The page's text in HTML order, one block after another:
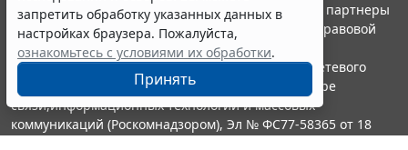
запретить обработку указанных данных в
настройках браузера. Пожалуйста,
ознакомьтесь с условиями их обработки.
Принять
выпускается с 1990 года. Компания "Гарант" и ее партнеры
являются участниками Российской ассоциации правовой
информации ГАРАНТ.
Портал ГАРАНТ.РУ зарегистрирован в качестве сетевого
издания Федеральной службой по надзору в сфере
связи,информационных технологий и массовых
коммуникаций (Роскомнадзором), Эл № ФС77-58365 от 18